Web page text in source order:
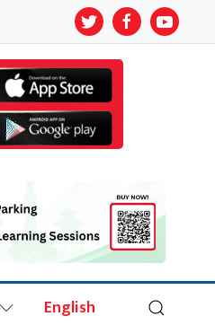
English